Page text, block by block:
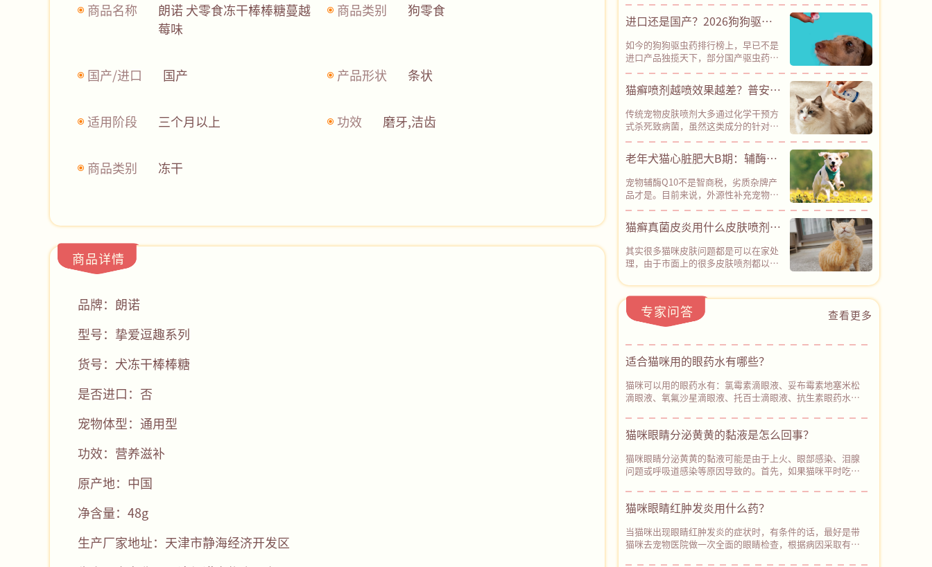
商品名称
朗诺 犬零食冻干棒棒糖蔓越
莓味
商品类别 狗零食
国产/进口 国产 产品形状 条状
适用阶段 三个月以上 功效 磨牙,洁齿
商品类别 冻干
商品详情
品牌：朗诺
型号：挚爱逗趣系列
货号：犬冻干棒棒糖
是否进口：否
宠物体型：通用型
功效：营养滋补
原产地：中国
净含量：48g
生产厂家地址：天津市静海经济开发区
进口还是国产？2026狗狗驱虫
药横评：30元也能有全方位防护
如今的狗狗驱虫药排行榜上，早已不是
进口产品独揽天下，部分国产驱虫药已
经凭借性价比优势占据半壁江山。其
中，普安特滴派甚至以“安全性、有效
性、性价比”三项兼备的优势，成为了
国货标杆。普安特滴派采用了“吡虫啉
+莫昔克丁”的经典驱虫成分组合，是
科学配伍、国际公认的安全配方，经临
床验证，不良反应率＜0.1%，能有效驱
杀跳蚤、耳螨、钩虫、蛔虫等多种体内
虫，真正做到了“一支搞定内外同
驱”。其采用的溶剂体系经过优化，更
清爽易吸收，不容易刺激皮肤，对柯利
犬（牧羊犬类）等特殊品种也相对友
好。
猫癣喷剂越喷效果越差？普安特
皮普特以创新路径突破耐药困局
传统宠物皮肤喷剂大多通过化学干预方
式杀死致病菌，虽然这类成分的针对性
较强，能在短期内出现不错的杀菌效
果，但长期使用容易导致细菌、真菌等
微生物发生变异，从而产生耐药性，导
致后续药物效果大打折扣。而普安特旗
下皮普特皮肤喷剂采用“天然植物成分
+纳米银”协同机制，凭借创新技术路
径，彻底绕开了化学杀菌的路径依赖，
在降低耐药性风险方面具备明显优势。
触宠物皮肤后，2分钟即可快速起效，
能同时覆盖100余种常见致病微生物
后杀菌率高达99.9%。
老年犬猫心脏肥大B期：辅酶
Q10是“智商税”还是“护心
盾”？
宠物辅酶Q10不是智商税，劣质杂牌产
品才是。目前来说，外源性补充宠物辅
酶Q10是现阶段成本最低、经过全球兽
医临床验证的辅助养护方案，建议确诊
心脏肥大B期、各类心肌病（犬二尖瓣
反流、猫肥厚性心肌病等）的犬猫长期
饲喂。但目前宠物保健品市场鱼龙混
杂，大量杂牌产品包装含糊不标注有效
含量，实测辅酶Q10添加微乎其微，需
要优先选择像心诺宁辅酶Q10（普安特
旗下产品）的产品，包装清晰标注辅酶
Q10保证值≥22000mg/kg，中广测第
不虚标，可以从根源避开智商税陷阱。
猫癣真菌皮炎用什么皮肤喷剂？
深层杀菌，杜绝反复，还得是
它！
其实很多猫咪皮肤问题都是可以在家处
理，由于市面上的很多皮肤喷剂都以化
菌感染，所以在没有确诊具体皮肤病类
型的情况下，很难用对产品，但普安特
皮普特皮肤喷剂的设计，直接打破了这
一困境，也为广大宠主带来了新的解决
不仅可以覆盖100+种真菌和细菌，而且
时促进受损皮肤修复。
专家问答 查看更多
适合猫咪用的眼药水有哪些？‌
猫咪可以用的眼药水有：氯霉素滴眼液、妥布霉素地塞米松
滴眼液、氧氟沙星滴眼液、托百士滴眼液、抗生素眼药水、
的眼药水不同，需要根据猫咪的眼部症状来使用合适的眼药
水。当猫咪出现眼部炎症时，可以给它使用氯霉素滴眼液进
猫咪眼睛分泌黄黄的黏液是怎么回事？
猫咪眼睛分泌黄黄的黏液可能是由于上火、眼部感染、泪腺
问题或呼吸道感染等原因导致的。首先，如果猫咪平时吃的
睛分泌物增多、鼻子干燥、‌眼睛发红等症状。因此，主人平
时要注意使用低盐低脂的猫粮给猫咪喂食。如果猫咪除了眼
宠物医院进行检查和治疗。
猫咪眼睛红肿发炎用什么药？
当猫咪出现眼睛红肿发炎的症状时，有条件的话，最好是带
猫咪去宠物医院做一次全面的眼睛检查，根据病因采取有效